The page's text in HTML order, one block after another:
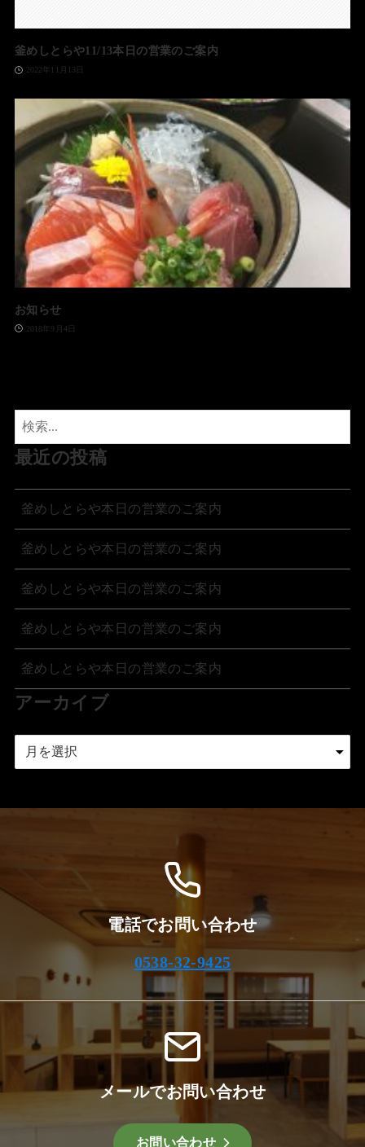
釜めしとらや11/13本日の営業のご案内
2022年11月13日
お知らせ
2018年9月4日
最近の投稿
釜めしとらや本日の営業のご案内
釜めしとらや本日の営業のご案内
釜めしとらや本日の営業のご案内
釜めしとらや本日の営業のご案内
釜めしとらや本日の営業のご案内
アーカイブ
電話でお問い合わせ
0538-32-9425
メールでお問い合わせ
お問い合わせ